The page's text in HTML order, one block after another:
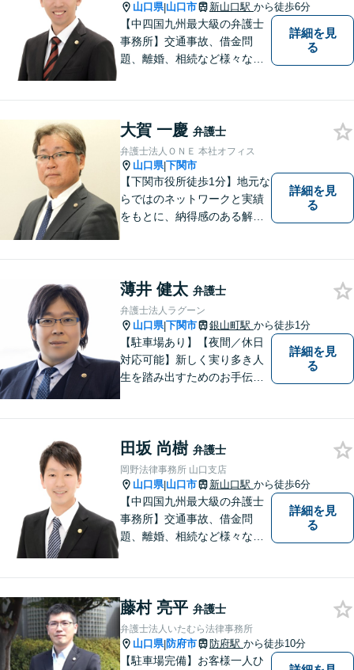
山口県|山口市 新山口駅 から徒歩6分
【中四国九州最大級の弁護士
事務所】交通事故、借金問
題、離婚、相続など様々な問
い！
詳細を見
る
大賀 一慶 弁護士
弁護士法人ＯＮＥ 本社オフィス
山口県|下関市
【下関市役所徒歩1分】地元な
らではのネットワークと実績
をもとに、納得感のある解決
詳細を見
る
薄井 健太 弁護士
弁護士法人ラグーン
山口県|下関市 銀山町駅 から徒歩1分
【駐車場あり】【夜間／休日
対応可能】新しく実り多き人
生を踏み出すためのお手伝い
差し他弁護士】何かお困りご
とがございましたらお一人で
考え込まず、是非一度ご相談
下さい。
詳細を見
る
田坂 尚樹 弁護士
岡野法律事務所 山口支店
山口県|山口市 新山口駅 から徒歩6分
【中四国九州最大級の弁護士
事務所】交通事故、借金問
題、離婚、相続など様々な問
い！
詳細を見
る
藤村 亮平 弁護士
弁護士法人いたむら法律事務所
山口県|防府市 防府駅 から徒歩10分
【駐車場完備】お客様一人ひ